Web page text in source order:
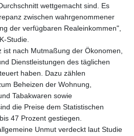
wettgemacht sind. Es
zwischen wahrgenommener
der verfügbaren Realeinkommen",
Studie.
ist nach Mutmaßung der Ökonomen,
Dienstleistungen des täglichen
haben. Dazu zählen
Beheizen der Wohnung,
Tabakwaren sowie
die Preise dem Statistischen
47 Prozent gestiegen.
Unmut verdeckt laut Studie